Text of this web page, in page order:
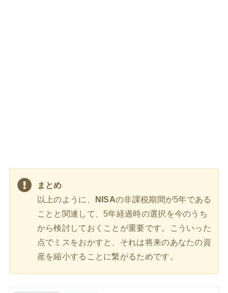
まとめ
以上のように、
NISAの非課税期間が5年である
ことと関連して、5年経過時の選択を今のうち
から検討しておくことが重要です。こういった
点でミスをおかすと、それは将来のあなたの資
産を縮小することに繋がるためです。